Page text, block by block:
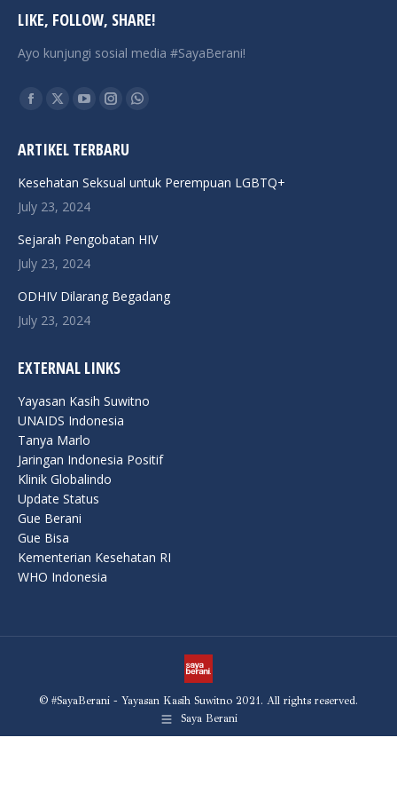
LIKE, FOLLOW, SHARE!
Ayo kunjungi sosial media #SayaBerani!
Find us on:
Facebook
opens
in
new
X
opens
in
new
YouTube
opens
in
new
Instagram
opens
in
Whatsapp
in
ARTIKEL TERBARU
Kesehatan Seksual untuk Perempuan LGBTQ+
July 23, 2024
Sejarah Pengobatan HIV
July 23, 2024
ODHIV Dilarang Begadang
July 23, 2024
EXTERNAL LINKS
Yayasan Kasih Suwitno
UNAIDS Indonesia
Tanya Marlo
Jaringan Indonesia Positif
Klinik Globalindo
Update Status
Gue Berani
Gue Bisa
Kementerian Kesehatan RI
WHO Indonesia
© #SayaBerani - Yayasan Kasih Suwitno 2021. All rights reserved.
Saya Berani